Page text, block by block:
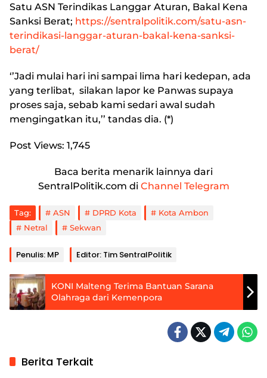
Satu ASN Terindikas Langgar Aturan, Bakal Kena
Sanksi Berat; https://sentralpolitik.com/satu-asn-
terindikasi-langgar-aturan-bakal-kena-sanksi-
berat/
‘’Jadi mulai hari ini sampai lima hari kedepan, ada
yang terlibat, silakan lapor ke Panwas supaya
proses saja, sebab kami sedari awal sudah
mengingatkan itu,’’ tandas dia. (*)
Post Views: 1,745
Baca berita menarik lainnya dari
SentralPolitik.com di Channel Telegram
Tag: ASN DPRD Kota
Kota Ambon
Netral
Sekwan
Penulis: MP Editor: Tim SentralPolitik
KONI Malteng Terima Bantuan Sarana
Olahraga dari Kemenpora
Berita Terkait